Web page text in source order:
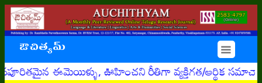
ఔచిత్యమ్ ☰
ఊహించని రీతిగా వ్యక్తిగత/ఆర్థిక సమాచారాన్ని